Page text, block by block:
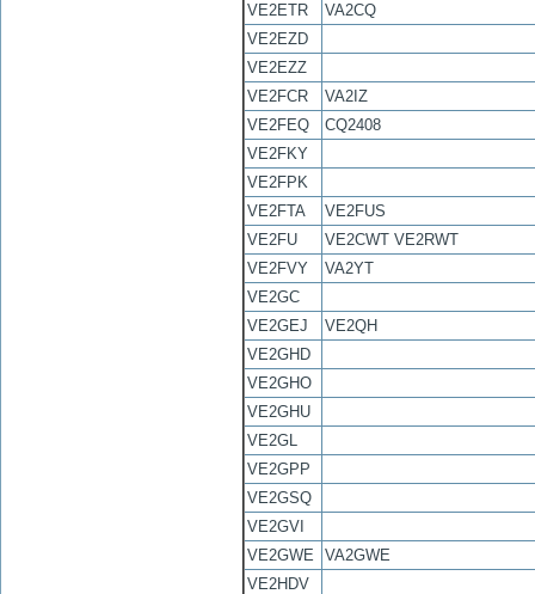
VE2ETR
VA2CQ
VE2EZD
VE2EZZ
VE2FCR
VA2IZ
VE2FEQ
CQ2408
VE2FKY
VE2FPK
VE2FTA
VE2FUS
VE2FU
VE2CWT VE2RWT
VE2FVY
VA2YT
VE2GC
VE2GEJ
VE2QH
VE2GHD
VE2GHO
VE2GHU
VE2GL
VE2GPP
VE2GSQ
VE2GVI
VE2GWE
VA2GWE
VE2HDV